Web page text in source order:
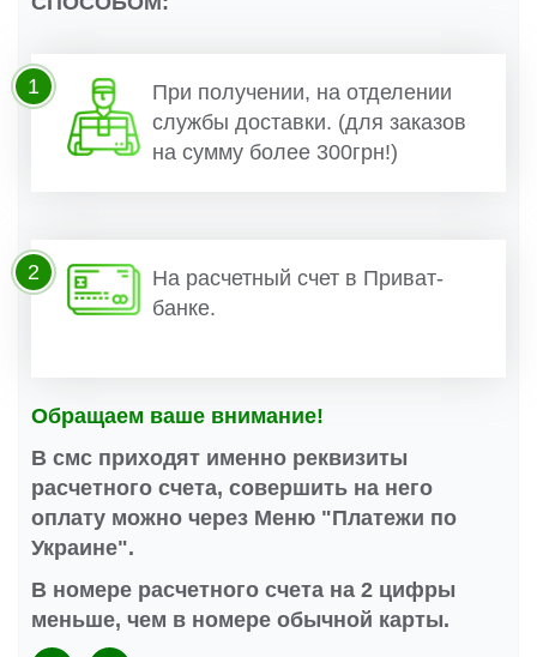
При получении, на отделении
службы доставки. (для заказов
на сумму более 300грн!)
1
На расчетный счет в Приват-
банке.
2
Обращаем ваше внимание!
В смс приходят именно реквизиты
расчетного счета, совершить на него
оплату можно через Меню "Платежи по
Украине".
В номере расчетного счета на 2 цифры
меньше, чем в номере обычной карты.